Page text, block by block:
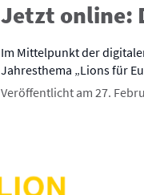
Jetzt online:
Im Mittelpunkt der
Jahresthema „Lions für
Veröffentlicht am 27.